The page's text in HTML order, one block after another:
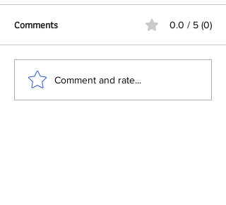
ทำไมผู้ผลิต FMCG ใน
ประเทศไทยกำลังมองว่า “บรรจุ
Comments 0.0 / 5 (0)
Comment and rate...